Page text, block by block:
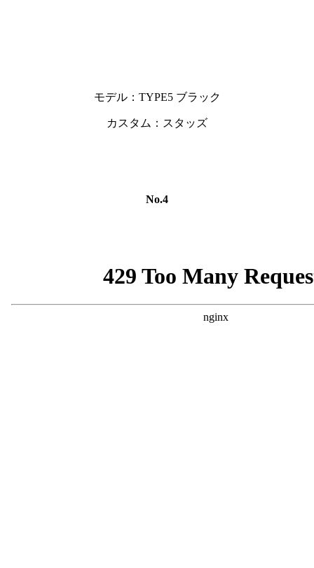
モデル：TYPE5 ブラック
カスタム：スタッズ
No.4